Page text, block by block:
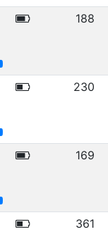
188
230
169
361